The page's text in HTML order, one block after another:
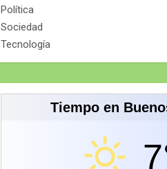
Política
Sociedad
Tecnología
Tiempo en